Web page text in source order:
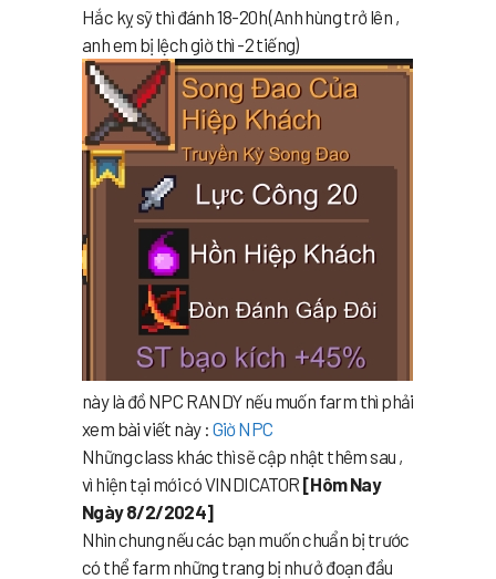
Hắc kỵ sỹ thì đánh 18-20h (Anh hùng trở lên ,
anh em bị lệch giờ thì -2 tiếng)
này là đồ NPC RANDY nếu muốn farm thì phải
xem bài viết này : Giờ NPC
Những class khác thì sẽ cập nhật thêm sau ,
vì hiện tại mới có VINDICATOR [Hôm Nay
Ngày 8/2/2024]
Nhìn chung nếu các bạn muốn chuẩn bị trước
có thể farm những trang bị như ở đoạn đầu